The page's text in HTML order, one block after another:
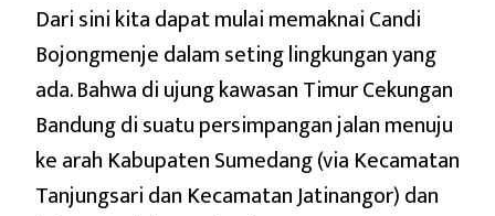
Dari sini kita dapat mulai memaknai Candi
Bojongmenje dalam seting lingkungan yang
ada. Bahwa di ujung kawasan Timur Cekungan
Bandung di suatu persimpangan jalan menuju
ke arah Kabupaten Sumedang (via Kecamatan
Tanjungsari dan Kecamatan Jatinangor) dan